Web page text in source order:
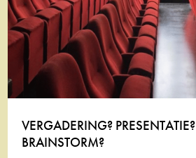
VERGADERING? PRESENTATIE?
BRAINSTORM?